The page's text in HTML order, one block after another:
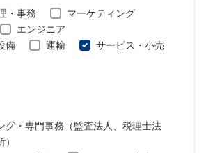
・事務
マーケティング
エンジニア
備
運輸
サービス・小売
グ・専門事務（監査法人、税理士法